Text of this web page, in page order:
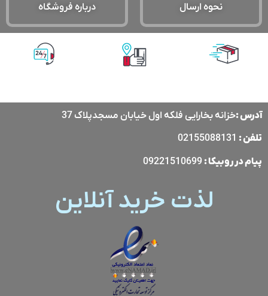
نحوه ارسال درباره فروشگاه
آدرس :خزانه بخارایی فلکه اول خیابان مسجدپلاک 37
تلفن :
پیام در روبیکا:
لذت خرید آنلاین